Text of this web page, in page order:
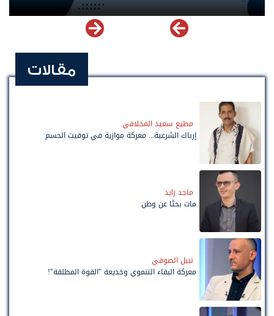
مقالات
مطيع سعيد المخلافي
إرباك الشرعية... معركة موازية في توقيت الحسم
ماجد زايد
مات بحثًا عن وطن
نبيل الصوفي
معركة البقاء التنموي وخديعة "القوة المطلقة"!